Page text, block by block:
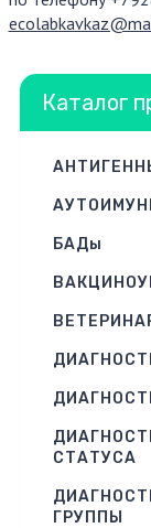
Каталог
БАДы
СТАТУСА
ГРУППЫ